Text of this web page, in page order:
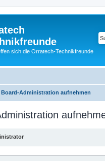
sich die Orratech-Technikfreunde
Administration aufnehmen